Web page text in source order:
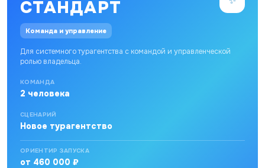
СТАНДАРТ
Команда и управление
Для системного турагентства с командой и управленческой
ролью владельца.
КОМАНДА
2 человека
СЦЕНАРИЙ
Новое турагентство
ОРИЕНТИР ЗАПУСКА
от 460 000 ₽